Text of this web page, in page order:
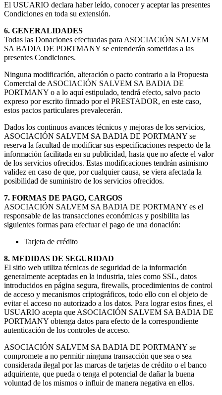
El USUARIO declara haber leído, conocer y aceptar las presentes
Condiciones en toda su extensión.
6. GENERALIDADES
Todas las Donaciones efectuadas para ASOCIACIÓN SALVEM
SA BADIA DE PORTMANY se entenderán sometidas a las
presentes Condiciones.
Ninguna modificación, alteración o pacto contrario a la Propuesta
Comercial de ASOCIACIÓN SALVEM SA BADIA DE
PORTMANY o a lo aquí estipulado, tendrá efecto, salvo pacto
expreso por escrito firmado por el PRESTADOR, en este caso,
estos pactos particulares prevalecerán.
Dados los continuos avances técnicos y mejoras de los servicios,
ASOCIACIÓN SALVEM SA BADIA DE PORTMANY se
reserva la facultad de modificar sus especificaciones respecto de la
información facilitada en su publicidad, hasta que no afecte el valor
de los servicios ofrecidos. Estas modificaciones tendrán asimismo
validez en caso de que, por cualquier causa, se viera afectada la
posibilidad de suministro de los servicios ofrecidos.
7. FORMAS DE PAGO, CARGOS
ASOCIACIÓN SALVEM SA BADIA DE PORTMANY es el
responsable de las transacciones económicas y posibilita las
siguientes formas para efectuar el pago de una donación:
Tarjeta de crédito
8. MEDIDAS DE SEGURIDAD
El sitio web utiliza técnicas de seguridad de la información
generalmente aceptadas en la industria, tales como SSL, datos
introducidos en página segura, firewalls, procedimientos de control
de acceso y mecanismos criptográficos, todo ello con el objeto de
evitar el acceso no autorizado a los datos. Para lograr estos fines, el
USUARIO acepta que ASOCIACIÓN SALVEM SA BADIA DE
PORTMANY obtenga datos para efecto de la correspondiente
autenticación de los controles de acceso.
ASOCIACIÓN SALVEM SA BADIA DE PORTMANY se
compromete a no permitir ninguna transacción que sea o sea
considerada ilegal por las marcas de tarjetas de crédito o el banco
adquiriente, que pueda o tenga el potencial de dañar la buena
voluntad de los mismos o influir de manera negativa en ellos.